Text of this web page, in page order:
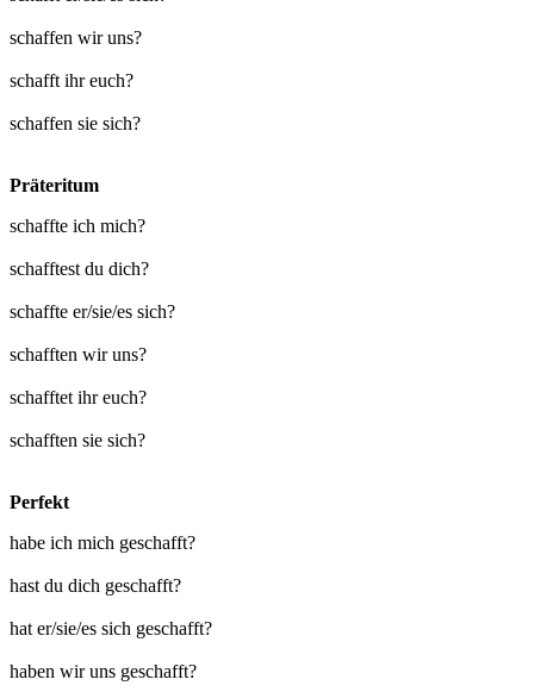
schaffen wir uns?
schafft ihr euch?
schaffen sie sich?
Präteritum
schaffte ich mich?
schafftest du dich?
schaffte er/sie/es sich?
schafften wir uns?
schafftet ihr euch?
schafften sie sich?
Perfekt
habe ich mich geschafft?
hast du dich geschafft?
hat er/sie/es sich geschafft?
haben wir uns geschafft?